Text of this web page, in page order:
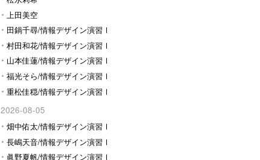
上田美空
田鍋千尋/情報デザイン演習Ⅰ
村田和花/情報デザイン演習Ⅰ
山本佳蓮/情報デザイン演習Ⅰ
福光そら/情報デザイン演習Ⅰ
重松佳穏/情報デザイン演習Ⅰ
2026-08-05
畑中佑太/情報デザイン演習Ⅰ
長嶋天音/情報デザイン演習Ⅰ
眞野夏帆/情報デザイン演習Ⅰ